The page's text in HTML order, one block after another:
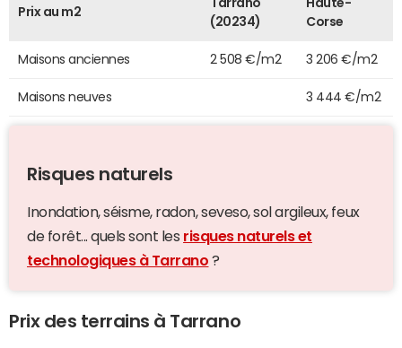
Prix au m2
(20234)
Corse
Maisons anciennes 2 508 €/m2 3 206 €/m2
Maisons neuves 3 444 €/m2
Risques naturels
Inondation, séisme, radon, seveso, sol argileux, feux
de forêt... quels sont les risques naturels et
technologiques à Tarrano ?
Prix des terrains à Tarrano